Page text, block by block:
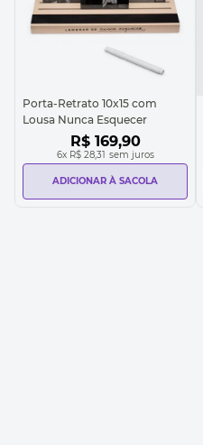
Porta-Retrato 10x15 com
Lousa Nunca Esquecer
R$ 169,90
6x R$ 28,31 sem juros
ADICIONAR À SACOLA